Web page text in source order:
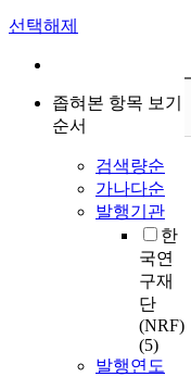
선택해제
좁혀본 항목 보기
순서
검색량순
가나다순
발행기관
한
국연
구재
단
(NRF)
(5)
발행연도